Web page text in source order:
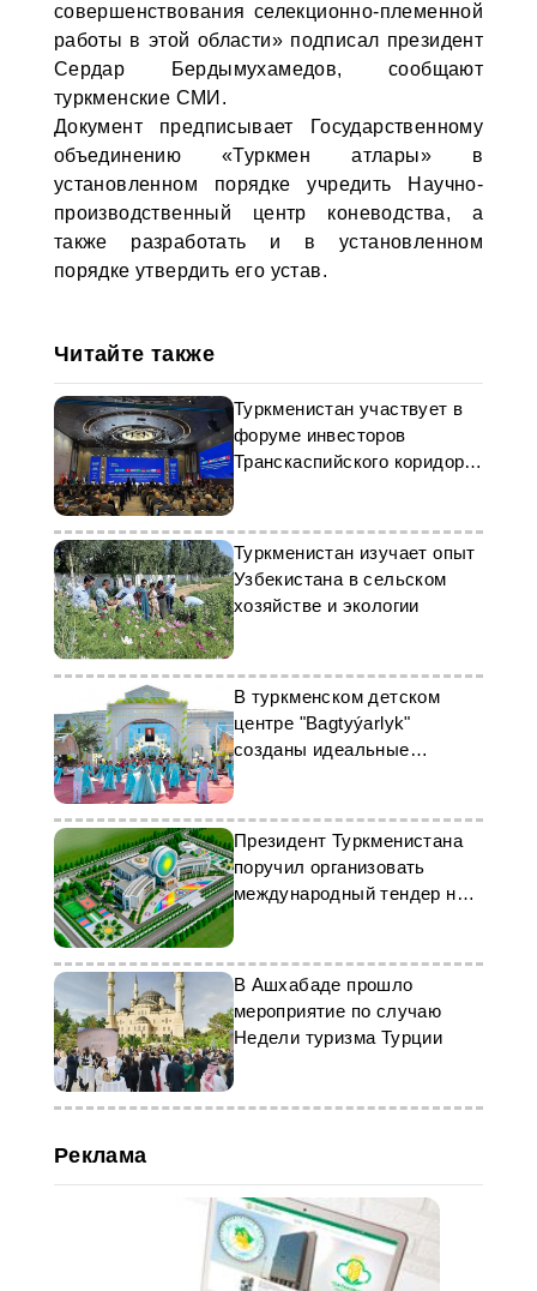
совершенствования селекционно-племенной
работы в этой области» подписал президент
Сердар Бердымухамедов, сообщают
туркменские СМИ.
Документ предписывает Государственному
объединению «Туркмен атлары» в
установленном порядке учредить Научно-
производственный центр коневодства, а
также разработать и в установленном
порядке утвердить его устав.
Читайте также
Туркменистан участвует в
форуме инвесторов
Транскаспийского коридора
в Ташкенте
Туркменистан изучает опыт
Узбекистана в сельском
хозяйстве и экологии
В туркменском детском
центре "Bagtyýarlyk"
созданы идеальные
условия для летнего
отдыха
Президент Туркменистана
поручил организовать
международный тендер на
развития
В Ашхабаде прошло
мероприятие по случаю
Недели туризма Турции
Реклама